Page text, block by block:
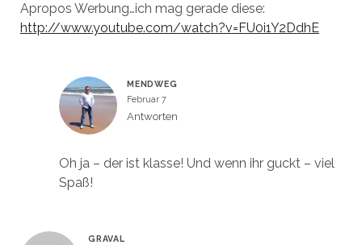
Apropos Werbung…ich mag gerade diese:
http://www.youtube.com/watch?v=FU0i1Y2DdhE
MENDWEG
Februar 7
Antworten
Oh ja – der ist klasse! Und wenn ihr guckt – viel
Spaß!
GRAVAL